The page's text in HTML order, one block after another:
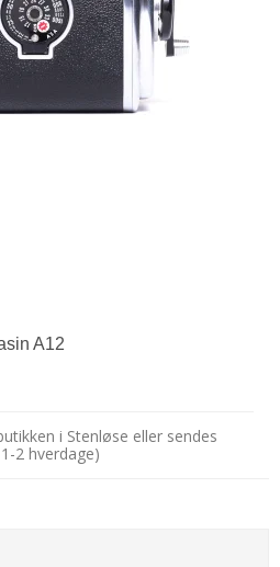
A12
i Stenløse eller sendes
2 hverdage)